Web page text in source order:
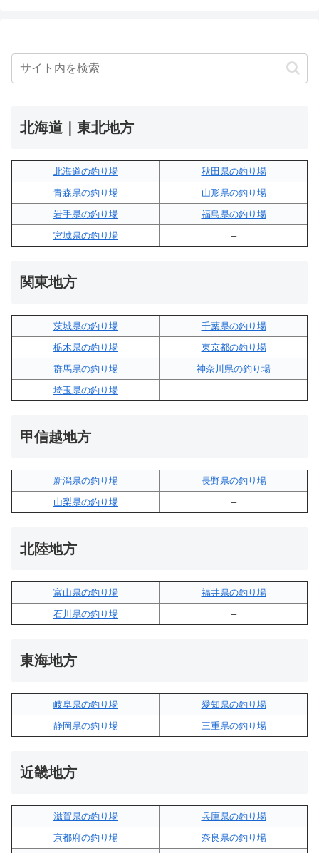
北海道｜東北地方
北海道の釣り場
秋田県の釣り場
青森県の釣り場
山形県の釣り場
岩手県の釣り場
福島県の釣り場
宮城県の釣り場
–
関東地方
茨城県の釣り場
千葉県の釣り場
栃木県の釣り場
東京都の釣り場
群馬県の釣り場
神奈川県の釣り場
埼玉県の釣り場
–
甲信越地方
新潟県の釣り場
長野県の釣り場
山梨県の釣り場
–
北陸地方
富山県の釣り場
福井県の釣り場
石川県の釣り場
–
東海地方
岐阜県の釣り場
愛知県の釣り場
静岡県の釣り場
三重県の釣り場
近畿地方
滋賀県の釣り場
兵庫県の釣り場
京都府の釣り場
奈良県の釣り場